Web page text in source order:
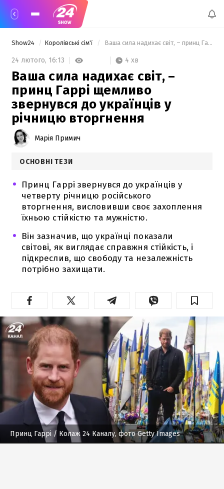
Show24 Королівські сім'ї Ваша сила надихає світ, – принц Гаррі щемливо звернувся до українців у річницю вторгнення
24 лютого, 16:13 4 хв
Ваша сила надихає світ, –
принц Гаррі щемливо
звернувся до українців у
річницю вторгнення
Марія Примич
ОСНОВНІ ТЕЗИ
Принц Гаррі звернувся до українців у
четверту річницю російського
вторгнення, висловивши своє захоплення
їхньою стійкістю та мужністю.
Він зазначив, що українці показали
світові, як виглядає справжня стійкість, і
підкреслив, що свободу та незалежність
потрібно захищати.
Принц Гаррі / Колаж 24 Каналу, фото Getty Images